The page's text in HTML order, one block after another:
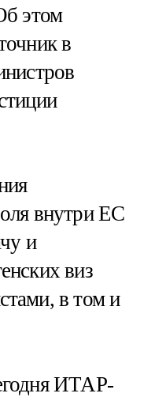
этом
в
внутри ЕС
и
виз
в том и
ИТАР-